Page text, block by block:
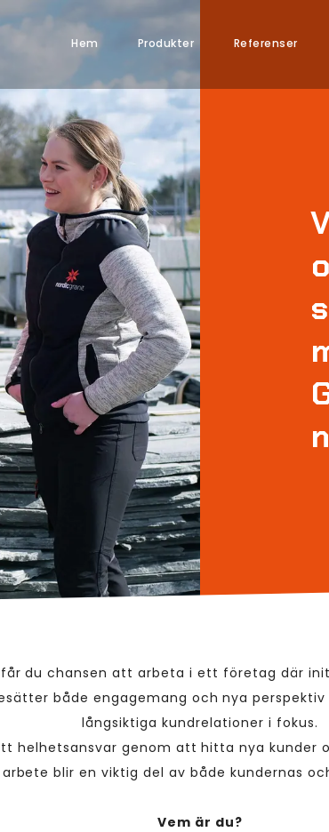
Hem Produkter Referenser
får du chansen att arbeta i ett företag där
både engagemang och nya
långsiktiga kundrelationer i fokus.
helhetsansvar genom att hitta nya kunder
blir en viktig del av både kundernas
Vem är du?